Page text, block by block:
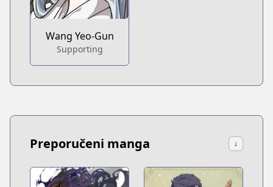
Wang Yeo-Gun
Supporting
Preporučeni manga ↓